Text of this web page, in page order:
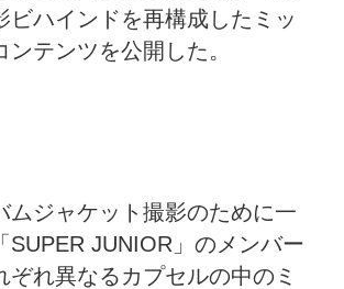
ビハインドを再構成したミッ
ンテンツを公開した。
ムジャケット撮影のために一
SUPER JUNIOR」のメンバー
ぞれ異なるカプセルの中のミ